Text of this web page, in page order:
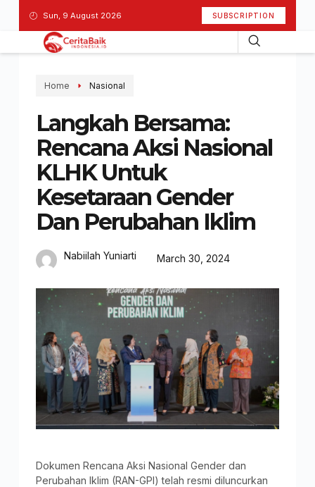
Sun, 9 August 2026 SUBSCRIPTION
Home Nasional
Langkah Bersama:
Rencana Aksi Nasional
KLHK Untuk
Kesetaraan Gender
Dan Perubahan Iklim
Nabiilah Yuniarti March 30, 2024
Dokumen Rencana Aksi Nasional Gender dan
Perubahan Iklim (RAN-GPI) telah resmi diluncurkan